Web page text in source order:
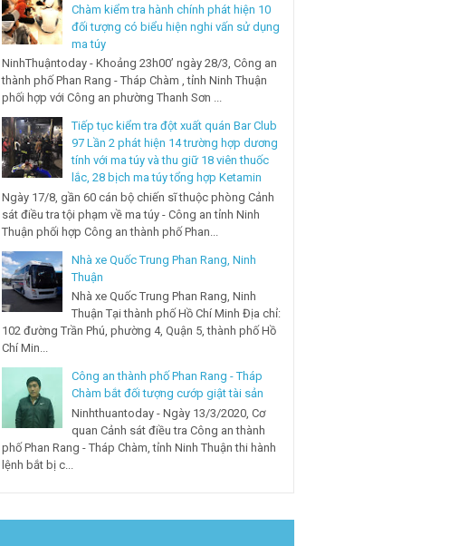
Chàm kiểm tra hành chính phát hiện 10
đối tượng có biểu hiện nghi vấn sử dụng
ma túy
NinhThuậntoday - Khoảng 23h00’ ngày 28/3, Công an
thành phố Phan Rang - Tháp Chàm , tỉnh Ninh Thuận
phối hợp với Công an phường Thanh Sơn ...
Tiếp tục kiểm tra đột xuất quán Bar Club
97 Lần 2 phát hiện 14 trường hợp dương
tính với ma túy và thu giữ 18 viên thuốc
lắc, 28 bịch ma túy tổng hợp Ketamin
Ngày 17/8, gần 60 cán bộ chiến sĩ thuộc phòng Cảnh
sát điều tra tội phạm về ma túy - Công an tỉnh Ninh
Thuận phối hợp Công an thành phố Phan...
Nhà xe Quốc Trung Phan Rang, Ninh
Thuận
Nhà xe Quốc Trung Phan Rang, Ninh
Thuận Tại thành phố Hồ Chí Minh Địa chỉ:
102 đường Trần Phú, phường 4, Quận 5, thành phố Hồ
Chí Min...
Công an thành phố Phan Rang - Tháp
Chàm bắt đối tượng cướp giật tài sản
Ninhthuantoday - Ngày 13/3/2020, Cơ
quan Cảnh sát điều tra Công an thành
phố Phan Rang - Tháp Chàm, tỉnh Ninh Thuận thi hành
lệnh bắt bị c...